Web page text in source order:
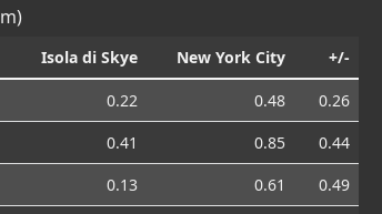
Isola di Skye New York City +/-
0.22 0.48
0.26
0.41 0.85
0.44
0.13 0.61
0.49